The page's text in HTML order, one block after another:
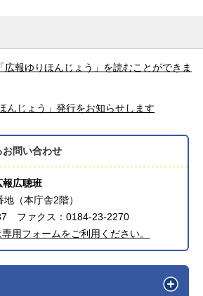
広報ゆりほんじょう」を読むことができま
んじょう」発行をお知らせします
お問い合わせ
報広聴班
（本庁舎2階）
ファクス：0184-23-2270
用フォームをご利用ください。